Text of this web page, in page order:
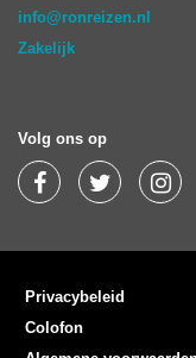
info@ronreizen.nl
Zakelijk
Volg ons op
Privacybeleid
Colofon